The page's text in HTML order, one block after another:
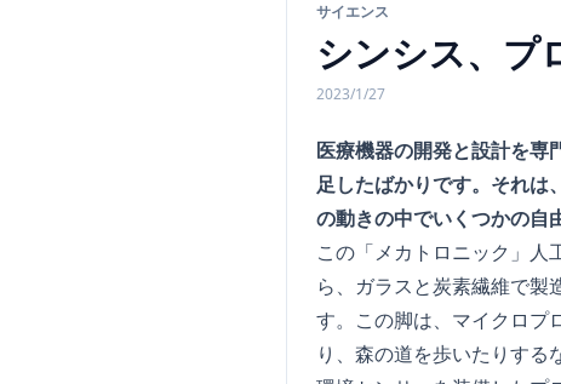
サイエンス
シンシス、プ
2023/1/27
医療機器の開発と設計を専
足したばかりです。それは
の動きの中でいくつかの自
この「メカトロニック」人
ら、ガラスと炭素繊維で製
す。この脚は、マイクロプ
り、森の道を歩いたりする